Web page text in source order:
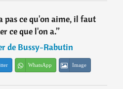
pas ce qu'on aime, il faut
ce que l'on a.”
de Bussy-Rabutin
WhatsApp Image